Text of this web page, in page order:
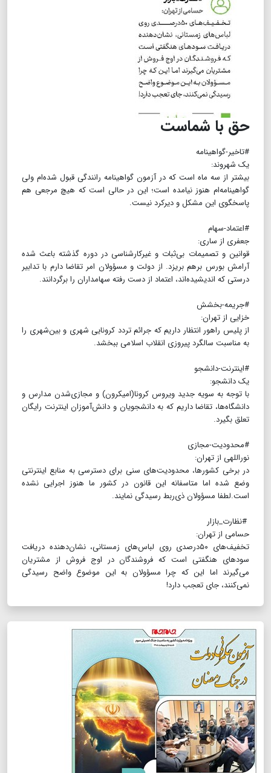
حق با شماست
#تاخیر-گواهینامه
یک شهروند:
بیشتر از سه ماه است که در آزمون گواهینامه رانندگی قبول شده‌ام ولی
گواهینامه‌ام هنوز نیامده است؛ این در حالی است که هیچ مرجعی هم
پاسخگوی این مشکل و دیرکرد نیست.
#اعتماد-سهام
جعفری از ساری:
قوانین و تصمیمات بی‌ثبات و غیرکارشناسی در دوره گذشته باعث شده
آرامش بورس برهم بریزد. از دولت و مسؤولان امر تقاضا دارم‌ با تدابیر
درستی که اندیشیده‌اند، اعتماد از دست رفته سهامداران را برگردانند.
#جریمه-بخشش
خزایی از تهران:
از پلیس راهور انتظار داریم که جرائم تردد کرونایی شهری و بین‌شهری را
به مناسبت سالگرد پیروزی انقلاب اسلامی ببخشد.
#اینترنت-دانشجو
یک دانشجو:
با توجه به سویه جدید ویروس کرونا‌(امیکرون) و مجازی‌شدن مدارس و
دانشگاه‌ها،‌ تقاضا داریم که به دانشجویان و دانش‌آموزان‌ اینترنت رایگان
تعلق بگیرد.
#محدودیت-مجازی
نوراللهی از تهران:
در برخی کشورها، محدودیت‌های سنی برای دسترسی به منابع اینترنتی
وضع شده‌ اما متاسفانه این قانون در کشور ما هنوز اجرایی نشده
است.لطفا مسؤولان ذی‌ربط رسیدگی نمایند.
#نظارت_بازار
حسامی از تهران:
تخفیف‌های ۵۰درصدی روی لباس‌های زمستانی، نشان‌دهنده دریافت
سودهای هنگفتی است که فروشندگان در اوج فروش از مشتریان
می‌گیرند اما این که چرا مسؤولان به این موضوع واضح رسیدگی
نمی‌کنند، جای تعجب دارد!